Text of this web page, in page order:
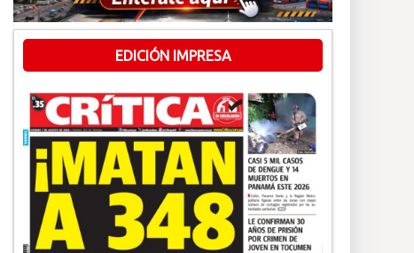
EDICIÓN IMPRESA